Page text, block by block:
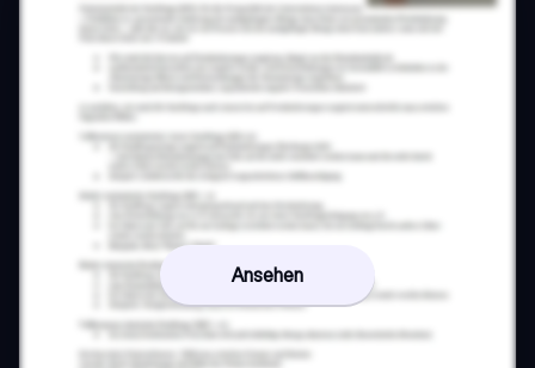
Ansehen